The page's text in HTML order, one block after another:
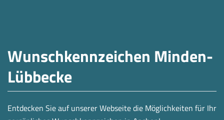
Wunschkennzeichen Minden-
Lübbecke
Entdecken Sie auf unserer Webseite die Möglichkeiten für Ihr